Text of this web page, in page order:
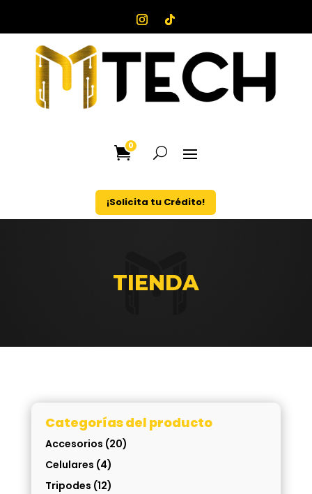
0
¡Solicita tu Crédito!
TIENDA
Categorías del producto
Accesorios (20)
Celulares (4)
Tripodes (12)